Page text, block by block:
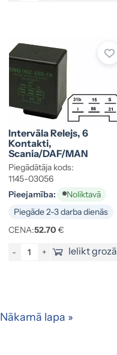
Intervāla Relejs, 6
Kontakti,
Scania/DAF/MAN
Piegādātāja kods:
1145-03056
Pieejamība:
Noliktavā
Piegāde 2-3 darba dienās
CENA:52.70 €
- + Ielikt grozā
Nākamā lapa »